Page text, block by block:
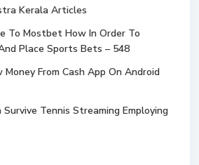
Kerala Articles
To Mostbet How In Order To
Place Sports Bets – 548
From Cash App On Android
Tennis Streaming Employing